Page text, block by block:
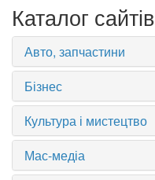
Каталог сайтів
Авто, запчастини
Бізнес
Культура і мистецтво
Мас-медіа